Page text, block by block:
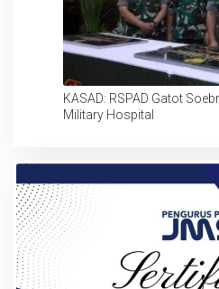
KASAD: RSPAD Gatot
Military Hospital